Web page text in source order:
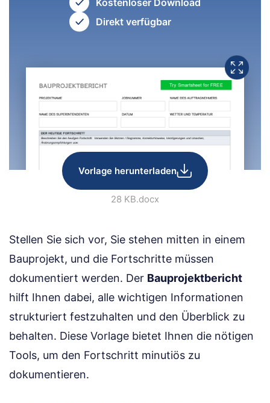
Kostenloser Download
Direkt verfügbar
Vorlage herunterladen
28 KB.docx
Stellen Sie sich vor, Sie stehen mitten in einem
Bauprojekt, und die Fortschritte müssen
dokumentiert werden. Der Bauprojektbericht
hilft Ihnen dabei, alle wichtigen Informationen
strukturiert festzuhalten und den Überblick zu
behalten. Diese Vorlage bietet Ihnen die nötigen
Tools, um den Fortschritt minutiös zu
dokumentieren.